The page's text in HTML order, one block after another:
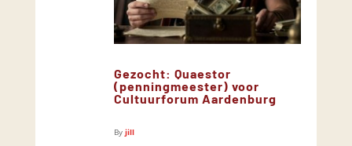
Gezocht: Quaestor
(penningmeester) voor
Cultuurforum Aardenburg
By jill